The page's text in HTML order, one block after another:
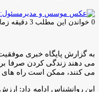
0 خواندن این مطلب 3 دقیقه زمان میبرد
به گزارش پایگاه خبری
می دهند زندگی کردن صرفا
می کنند، ممکن است راه های
این روانشناس ادامه داد: